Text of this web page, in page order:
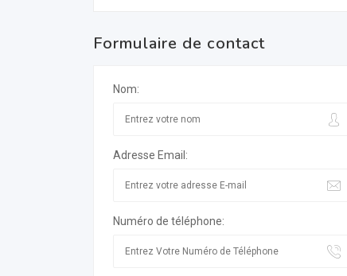
Formulaire de contact
Nom:
Adresse Email:
Numéro de téléphone: